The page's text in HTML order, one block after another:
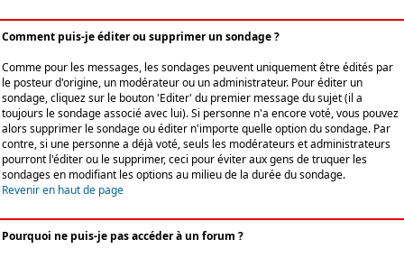
Comment puis-je éditer ou supprimer un sondage ?
Comme pour les messages, les sondages peuvent uniquement être édités par
le posteur d'origine, un modérateur ou un administrateur. Pour éditer un
sondage, cliquez sur le bouton 'Editer' du premier message du sujet (il a
toujours le sondage associé avec lui). Si personne n'a encore voté, vous pouvez
alors supprimer le sondage ou éditer n'importe quelle option du sondage. Par
contre, si une personne a déjà voté, seuls les modérateurs et administrateurs
pourront l'éditer ou le supprimer, ceci pour éviter aux gens de truquer les
sondages en modifiant les options au milieu de la durée du sondage.
Revenir en haut de page
Pourquoi ne puis-je pas accéder à un forum ?